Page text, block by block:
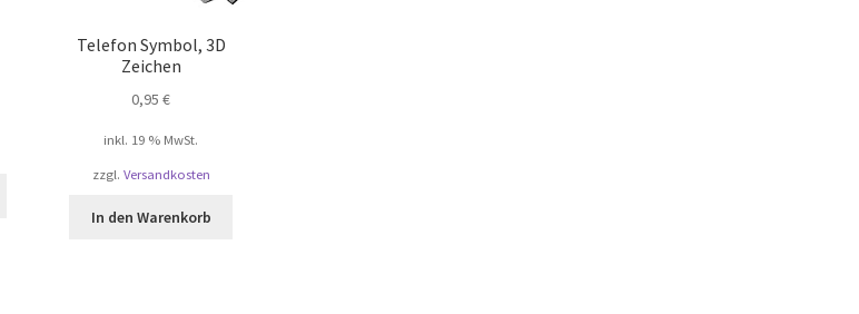
Telefon Symbol, 3D
Zeichen
0,95€
inkl. 19 % MwSt.
zzgl. Versandkosten
In den Warenkorb